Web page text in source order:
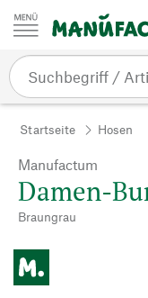
Zum Inhalt springen
Startseite Hosen
Manufactum
Damen-
Braungrau